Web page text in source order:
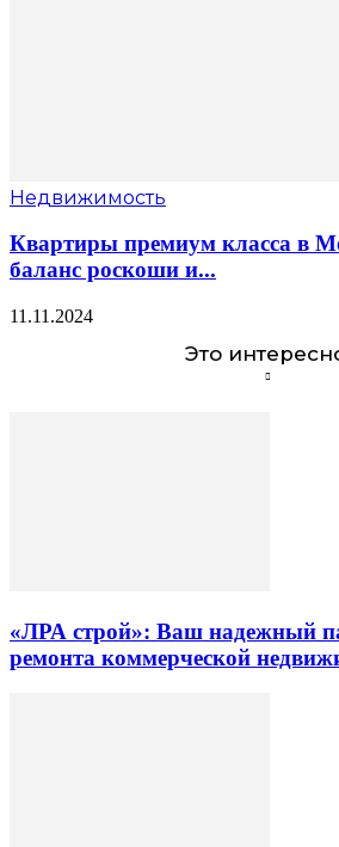
Недвижимость
Квартиры премиум класса в
баланс роскоши и...
11.11.2024
Это
«ЛРА строй»: Ваш надежный
ремонта коммерческой